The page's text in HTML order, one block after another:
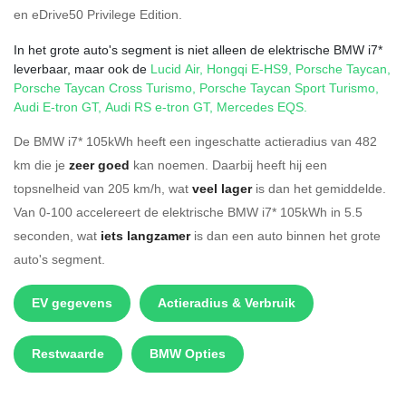
en eDrive50 Privilege Edition.
In het grote auto's segment is niet alleen de elektrische BMW i7*
leverbaar, maar ook de Lucid Air, Hongqi E-HS9, Porsche Taycan,
Porsche Taycan Cross Turismo, Porsche Taycan Sport Turismo,
Audi E-tron GT, Audi RS e-tron GT, Mercedes EQS.
De BMW i7* 105kWh heeft een ingeschatte actieradius van 482
km die je zeer goed kan noemen. Daarbij heeft hij een
topsnelheid van 205 km/h, wat veel lageris dan het gemiddelde.
Van 0-100 accelereert de elektrische BMW i7* 105kWh in 5.5
seconden, wat iets langzameris dan een auto binnen het grote
auto's segment.
EV gegevens Actieradius & Verbruik
Restwaarde BMW Opties